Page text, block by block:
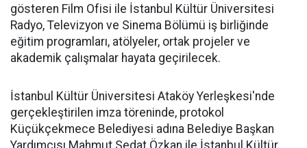
gösteren Film Ofisi ile İstanbul Kültür Üniversitesi
Radyo, Televizyon ve Sinema Bölümü iş birliğinde
eğitim programları, atölyeler, ortak projeler ve
akademik çalışmalar hayata geçirilecek.
İstanbul Kültür Üniversitesi Ataköy Yerleşkesi'nde
gerçekleştirilen imza töreninde, protokol
Küçükçekmece Belediyesi adına Belediye Başkan
Yardımcısı Mahmut Sedat Özkan ile İstanbul Kültür